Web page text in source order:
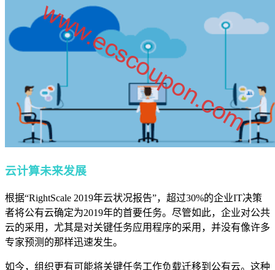
云计算未来发展
根据“RightScale 2019年云状况报告”，超过30%的企业IT决策
者将公有云确定为2019年的首要任务。尽管如此，企业对公共
云的采用，尤其是对关键任务应用程序的采用，并没有像许多
专家预测的那样迅速发生。
如今，组织更有可能将关键任务工作负载迁移到公有云。这种